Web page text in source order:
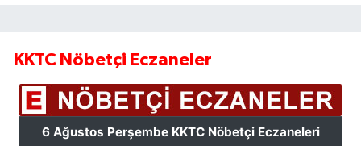
KKTC Nöbetçi Eczaneler